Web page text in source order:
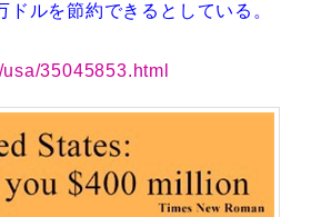
ドルを節約できるとしている。
35045853.html